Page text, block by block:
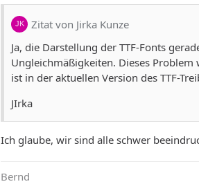
Zitat von Jirka Kunze
Ja, die Darstellung der TTF-Fonts
Ungleichmäßigkeiten. Dieses
ist in der aktuellen Version des TTF-
JIrka
Ich glaube, wir sind alle schwer
Bernd